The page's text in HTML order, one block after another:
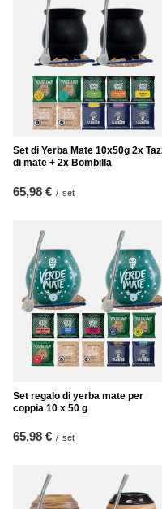
Set di Yerba Mate 10x50g 2x
di mate + 2x Bombilla
65,98 € / set
Set regalo di yerba mate per
coppia 10 x 50 g
65,98 € / set